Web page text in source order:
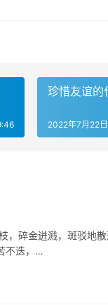
珍惜友谊的
2022年7月22
碎金迸溅，斑驳地
不迭，…